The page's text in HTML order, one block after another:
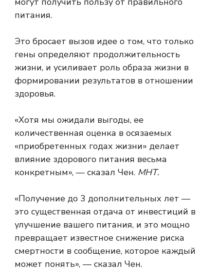
питания.
Это бросает вызов идее о том, что только
гены определяют продолжительность
жизни, и усиливает роль образа жизни в
формировании результатов в отношении
здоровья.
«Хотя мы ожидали выгоды, ее
количественная оценка в осязаемых
«приобретенных годах жизни» делает
влияние здорового питания весьма
конкретным», — сказал Чен. МНТ.
«Получение до 3 дополнительных лет —
это существенная отдача от инвестиций в
улучшение вашего питания, и это мощно
превращает известное снижение риска
смертности в сообщение, которое каждый
может понять», — сказал Чен.